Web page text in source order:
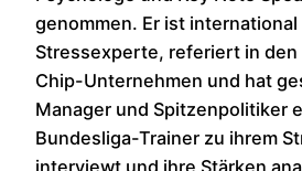
genommen. Er ist
Stressexperte, referiert in
Chip-Unternehmen und hat
Manager und Spitzenpolitiker
Bundesliga-Trainer zu ihrem
interviewt und ihre Stärken